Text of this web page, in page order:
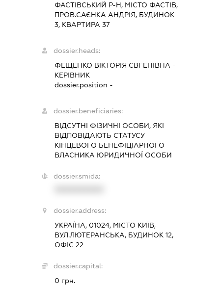
ФАСТІВСЬКИЙ Р-Н, МІСТО ФАСТІВ,
ПРОВ.САЄНКА АНДРІЯ, БУДИНОК
3, КВАРТИРА 37
dossier.heads:
ФЕЩЕНКО ВІКТОРІЯ ЄВГЕНІВНА -
КЕРІВНИК
dossier.position -
dossier.beneficiaries:
ВІДСУТНІ ФІЗИЧНІ ОСОБИ, ЯКІ
ВІДПОВІДАЮТЬ СТАТУСУ
КІНЦЕВОГО БЕНЕФІЦІАРНОГО
ВЛАСНИКА ЮРИДИЧНОЇ ОСОБИ
dossier.smida:
dossier.address:
УКРАЇНА, 01024, МІСТО КИЇВ,
ВУЛ.ЛЮТЕРАНСЬКА, БУДИНОК 12,
ОФІС 22
dossier.capital:
0 грн.